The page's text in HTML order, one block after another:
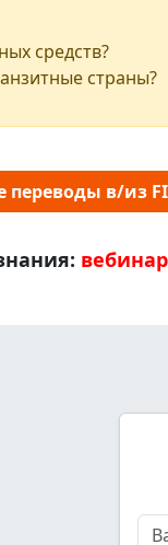
средств?
страны?
переводы в/из